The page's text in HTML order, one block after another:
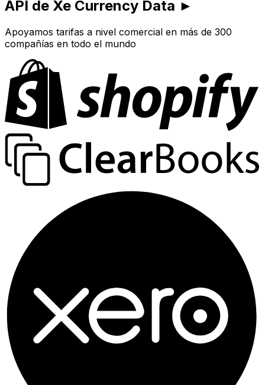
API de Xe Currency Data ►
Apoyamos tarifas a nivel comercial en más de 300
compañías en todo el mundo